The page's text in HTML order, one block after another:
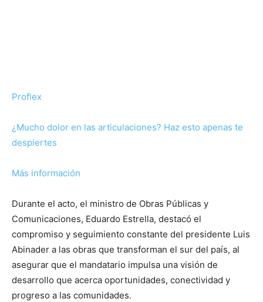
Proflex
¿Mucho dolor en las articulaciones? Haz esto apenas te
despiertes
Más información
Durante el acto, el ministro de Obras Públicas y
Comunicaciones, Eduardo Estrella, destacó el
compromiso y seguimiento constante del presidente Luis
Abinader a las obras que transforman el sur del país, al
asegurar que el mandatario impulsa una visión de
desarrollo que acerca oportunidades, conectividad y
progreso a las comunidades.